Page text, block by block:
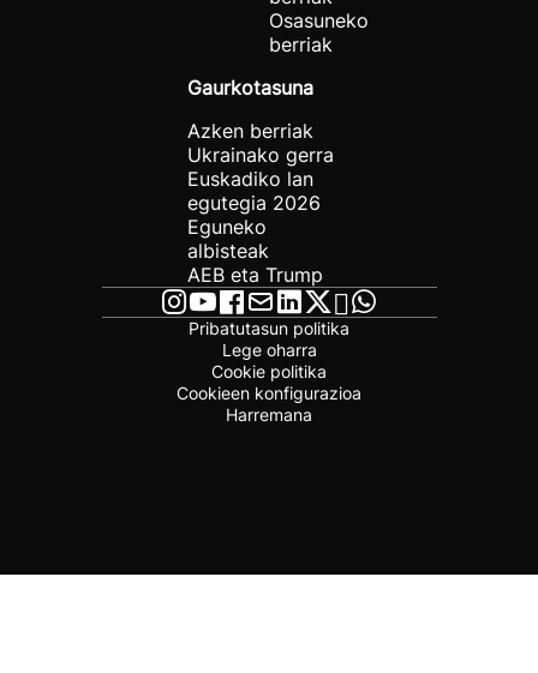
Osasuneko
berriak
Gaurkotasuna
Azken berriak
Ukrainako gerra
Euskadiko lan
egutegia 2026
Eguneko
albisteak
AEB eta Trump
Pribatutasun politika
Lege oharra
Cookie politika
Cookieen konfigurazioa
Harremana